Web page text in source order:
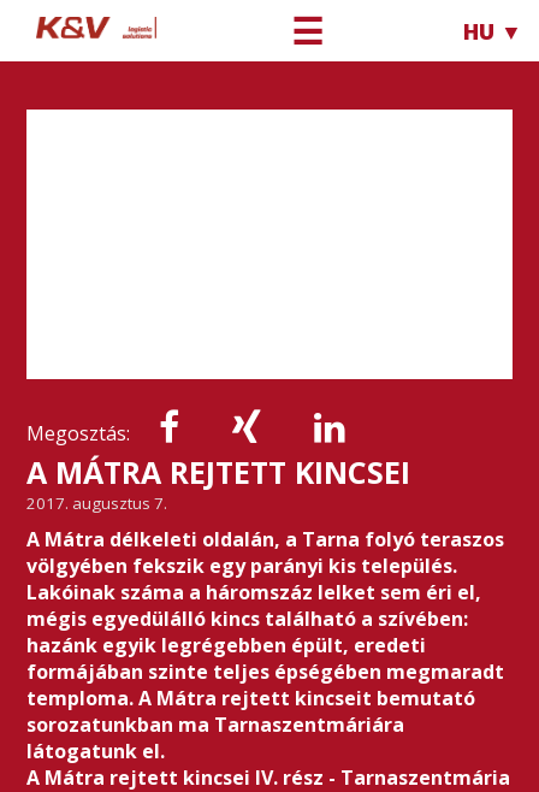
☰ HU ▼
Megosztás:
A MÁTRA REJTETT KINCSEI
2017. augusztus 7.
A Mátra délkeleti oldalán, a Tarna folyó teraszos
völgyében fekszik egy parányi kis település.
Lakóinak száma a háromszáz lelket sem éri el,
mégis egyedülálló kincs található a szívében:
hazánk egyik legrégebben épült, eredeti
formájában szinte teljes épségében megmaradt
temploma. A Mátra rejtett kincseit bemutató
sorozatunkban ma Tarnaszentmáriára
látogatunk el.
A Mátra rejtett kincsei IV. rész - Tarnaszentmária